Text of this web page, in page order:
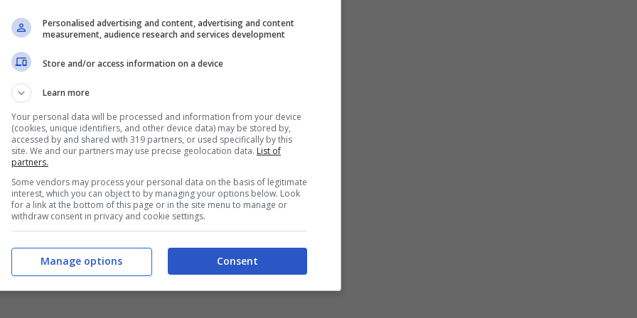
si amplia la proposta. Perchè quest’anno
La fondazione Lucio Dalla, insieme ad
diorganizzare dei tour di
dei portici rossi in gruppi di circa 50
ritroviamo nella poetica delle canzoni di
la
. Lucio Dalla amava la buona
ne è un esempio. Oltre ai luoghi dedicati
porterà i turisti e i fan a visitare la sede
e altri luoghi dove Dalla registrò
Personalised advertising and content, advertising and content
measurement, audience research and services development
Store and/or access information on a device
Learn more
Your personal data will be processed and information from your device
(cookies, unique identifiers, and other device data) may be stored by,
accessed by and shared with 319 partners, or used specifically by this
site. We and our partners may use precise geolocation data. List of
partners.
Some vendors may process your personal data on the basis of legitimate
interest, which you can object to by managing your options below. Look
for a link at the bottom of this page or in the site menu to manage or
withdraw consent in privacy and cookie settings.
Consent
Manage options